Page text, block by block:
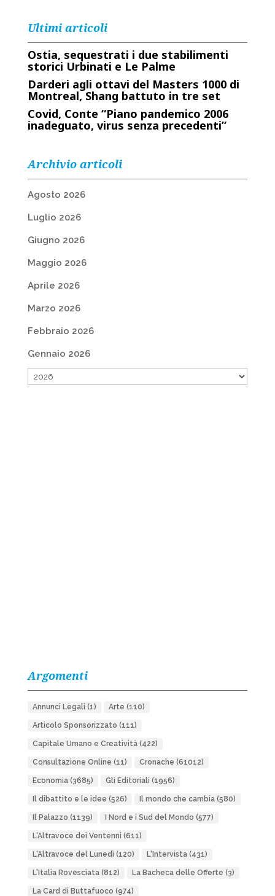
Ultimi articoli
Ostia, sequestrati i due stabilimenti
storici Urbinati e Le Palme
Darderi agli ottavi del Masters 1000 di
Montreal, Shang battuto in tre set
Covid, Conte “Piano pandemico 2006
inadeguato, virus senza precedenti”
Archivio articoli
Agosto 2026
Luglio 2026
Giugno 2026
Maggio 2026
Aprile 2026
Marzo 2026
Febbraio 2026
Gennaio 2026
Argomenti
Annunci Legali (1) Arte (110)
Articolo Sponsorizzato (111)
Capitale Umano e Creatività(422)
Consultazione Online (11) Cronache (61012)
Economia(3685) Gli Editoriali (1956)
Il dibattito e le idee (526) Il mondo che cambia(580)
Il Palazzo (1139) I Nord e i Sud del Mondo (577)
L'Altravoce dei Ventenni (611)
L'Altravoce del Lunedì (120) L'Intervista(431)
L'Italia Rovesciata(812) La Bacheca delle Offerte (3)
La Card di Buttafuoco (974)